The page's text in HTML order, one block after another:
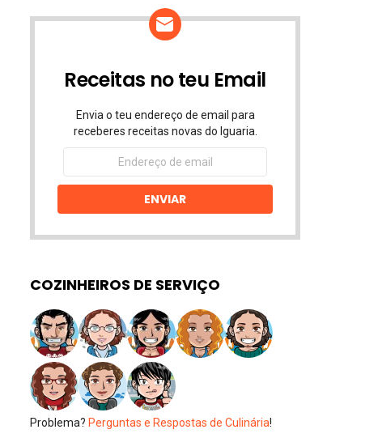
Receitas no teu Email
Envia o teu endereço de email para
receberes receitas novas do Iguaria.
Endereço
email
ENVIAR
COZINHEIROS DE SERVIÇO
Problema? Perguntas e Respostas de Culinária!